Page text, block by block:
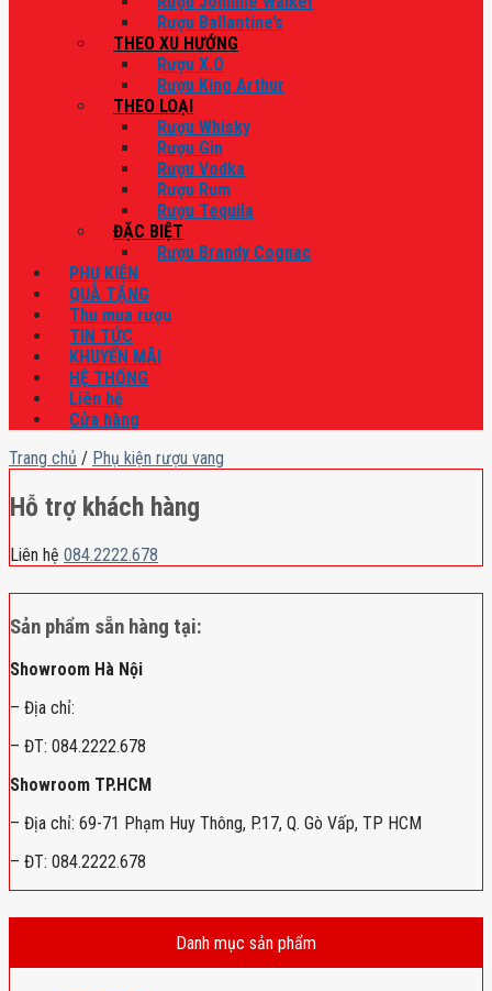
Rượu Ballantine’s
THEO XU HƯỚNG
Rượu X.O
Rượu King Arthur
THEO LOẠI
Rượu Whisky
Rượu Gin
Rượu Vodka
Rượu Rum
Rượu Tequila
ĐẶC BIỆT
Rượu Brandy Cognac
PHỤ KIỆN
QUÀ TẶNG
Thu mua rượu
TIN TỨC
KHUYẾN MÃI
HỆ THỐNG
Liên hệ
Cửa hàng
Trang chủ / Phụ kiện rượu vang
Hỗ trợ khách hàng
Liên hệ 084.2222.678
Sản phẩm sẵn hàng tại:
Showroom Hà Nội
– Địa chỉ:
– ĐT: 084.2222.678
Showroom TP.HCM
– Địa chỉ: 69-71 Phạm Huy Thông, P.17, Q. Gò Vấp, TP HCM
– ĐT: 084.2222.678
Danh mục sản phẩm